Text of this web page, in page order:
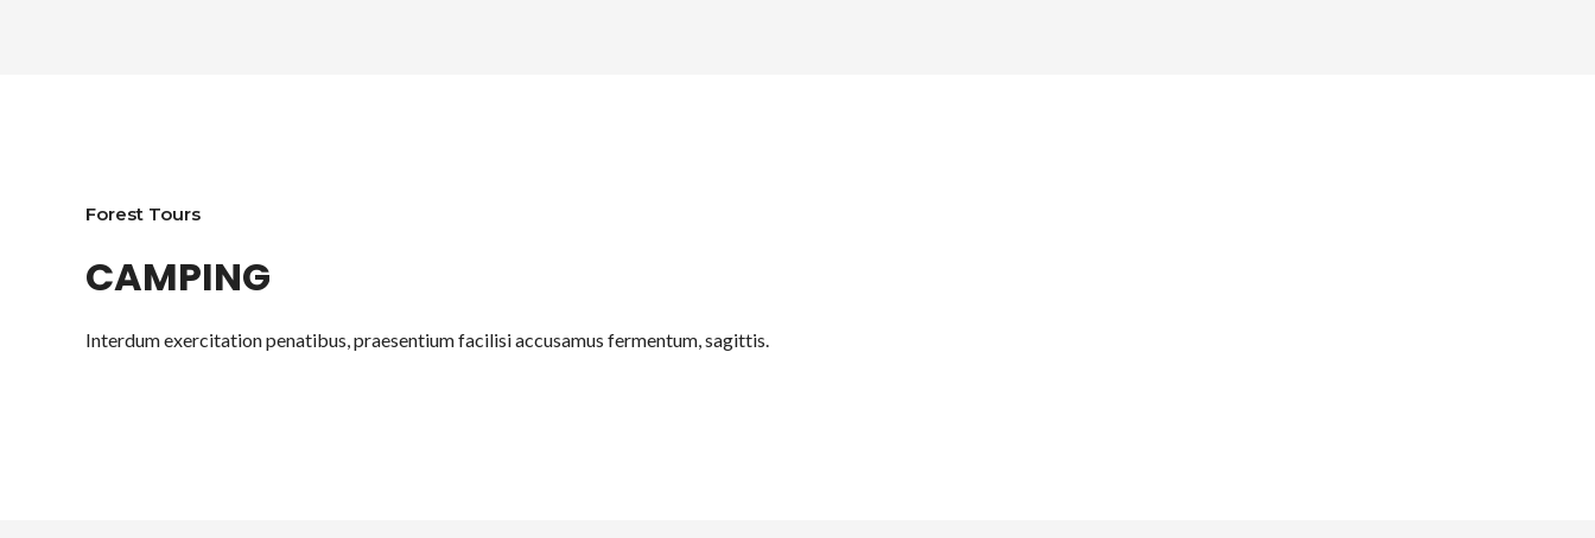
Forest Tours
CAMPING
Interdum exercitation penatibus, praesentium facilisi accusamus fermentum, sagittis.